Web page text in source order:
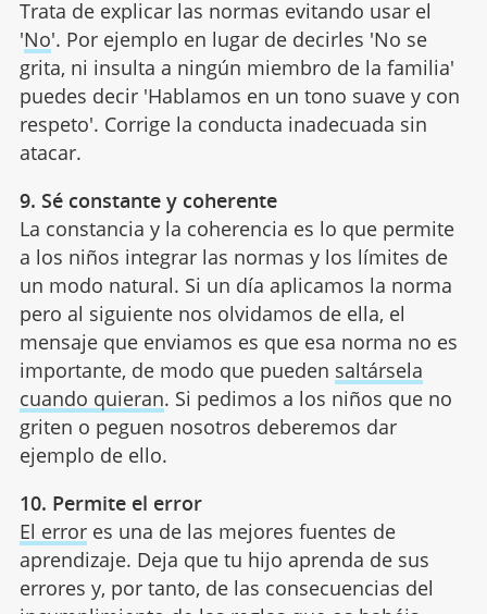
Trata de explicar las normas evitando usar el
'No'. Por ejemplo en lugar de decirles 'No se
grita, ni insulta a ningún miembro de la familia'
puedes decir 'Hablamos en un tono suave y con
respeto'. Corrige la conducta inadecuada sin
atacar.
9. Sé constante y coherente
La constancia y la coherencia es lo que permite
a los niños integrar las normas y los límites de
un modo natural. Si un día aplicamos la norma
pero al siguiente nos olvidamos de ella, el
mensaje que enviamos es que esa norma no es
importante, de modo que pueden saltársela
cuando quieran. Si pedimos a los niños que no
griten o peguen nosotros deberemos dar
ejemplo de ello.
10. Permite el error
El errores una de las mejores fuentes de
aprendizaje. Deja que tu hijo aprenda de sus
errores y, por tanto, de las consecuencias del